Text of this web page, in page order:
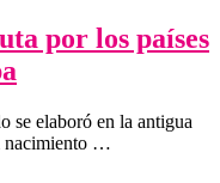
por los países
se elaboró en la antigua
nacimiento …